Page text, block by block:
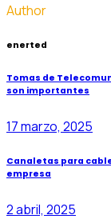
Author
enerted
Tomas de
son importantes
17 marzo, 2025
Canaletas para
empresa
2 abril, 2025